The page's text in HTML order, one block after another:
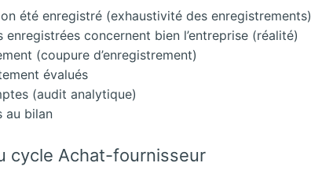
été enregistré (exhaustivité des enregistrements)
concernent bien l’entreprise (réalité)
(coupure d’enregistrement)
évalués
(audit analytique)
au bilan
cycle Achat-fournisseur